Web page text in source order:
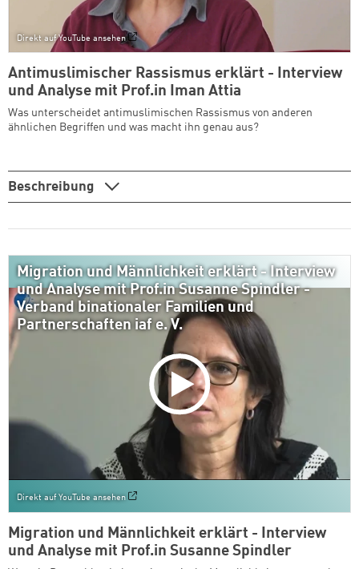
Direkt auf YouTube ansehen
Antimuslimischer Rassismus erklärt - Interview
und Analyse mit Prof.in Iman Attia
Was unterscheidet antimuslimischen Rassismus von anderen
ähnlichen Begriffen und was macht ihn genau aus?
Beschreibung
Migration und Männlichkeit erklärt - Interview
und Analyse mit Prof.in Susanne Spindler -
Verband binationaler Familien und
Partnerschaften iaf e. V.
Direkt auf YouTube ansehen
Migration und Männlichkeit erklärt - Interview
und Analyse mit Prof.in Susanne Spindler